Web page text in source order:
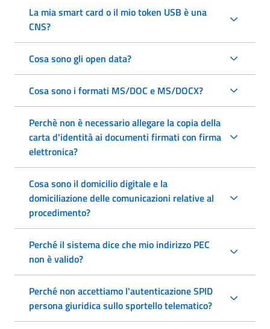
La mia smart card o il mio token USB è una
CNS?
Cosa sono gli open data?
Cosa sono i formati MS/DOC e MS/DOCX?
Perchè non è necessario allegare la copia della
carta d'identità ai documenti firmati con firma
elettronica?
Cosa sono il domicilio digitale e la
domiciliazione delle comunicazioni relative al
procedimento?
Perché il sistema dice che mio indirizzo PEC
non è valido?
Perché non accettiamo l'autenticazione SPID
persona giuridica sullo sportello telematico?